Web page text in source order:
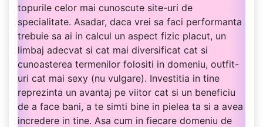
topurile celor mai cunoscute site-uri de
specialitate. Asadar, daca vrei sa faci performanta
trebuie sa ai in calcul un aspect fizic placut, un
limbaj adecvat si cat mai diversificat cat si
cunoasterea termenilor folositi in domeniu, outfit-
uri cat mai sexy (nu vulgare). Investitia in tine
reprezinta un avantaj pe viitor cat si un beneficiu
de a face bani, a te simti bine in pielea ta si a avea
incredere in tine. Asa cum in fiecare domeniu de